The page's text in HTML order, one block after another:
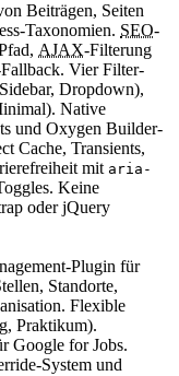
Beiträgen, Seiten
-Taxonomien. SEO-
AJAX-Filterung
Vier Filter-
Dropdown),
Native
und Oxygen Builder-
Cache, Transients,
mit aria-
Keine
oderjQuery
Plugin für
Standorte,
Flexible
Praktikum).
Google for Jobs.
System und